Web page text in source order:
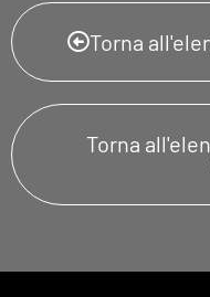
Torna
Torna